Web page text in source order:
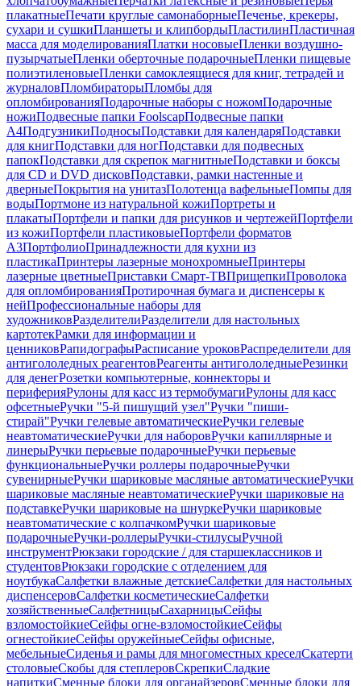
плакатныеПечати круглые самонаборныеПеченье, крекеры,
сухари и сушкиПланшеты и клипбордыПластилинПластичная
масса для моделированияПлатки носовыеПленки воздушно-
пузырчатыеПленки оберточные подарочныеПленки пищевые
полиэтиленовыеПленки самоклеящиеся для книг, тетрадей и
журналовПломбираторыПломбы для
опломбированияПодарочные наборы с ножомПодарочные
ножиПодвесные папки FoolscapПодвесные папки
А4ПодгузникиПодносыПодставки для календаряПодставки
для книгПодставки для ногПодставки для подвесных
папокПодставки для скрепок магнитныеПодставки и боксы
для CD и DVD дисковПодставки, рамки настенные и
дверныеПокрытия на унитазПолотенца вафельныеПомпы для
водыПортмоне из натуральной кожиПортреты и
плакатыПортфели и папки для рисунков и чертежейПортфели
из кожиПортфели пластиковыеПортфели форматов
А3ПортфолиоПринадлежности для кухни из
пластикаПринтеры лазерные монохромныеПринтеры
лазерные цветныеПриставки Смарт-ТВПрищепкиПроволока
для опломбированияПротирочная бумага и диспенсеры к
нейПрофессиональные наборы для
художниковРазделителиРазделители для настольных
картотекРамки для информации и
ценниковРапидографыРасписание уроковРаспределители для
антигололедных реагентовРеагенты антигололедныеРезинки
для денегРозетки компьютерные, коннекторы и
периферияРулоны для касс из термобумагиРулоны для касс
офсетныеРучки "5-й пишущий узел"Ручки "пиши-
стирай"Ручки гелевые автоматическиеРучки гелевые
неавтоматическиеРучки для наборовРучки капиллярные и
линерыРучки перьевые подарочныеРучки перьевые
функциональныеРучки роллеры подарочныеРучки
сувенирныеРучки шариковые масляные автоматическиеРучки
шариковые масляные неавтоматическиеРучки шариковые на
подставкеРучки шариковые на шнуркеРучки шариковые
неавтоматические с колпачкомРучки шариковые
подарочныеРучки-роллерыРучки-стилусыРучной
инструментРюкзаки городские / для старшеклассников и
студентовРюкзаки городские с отделением для
ноутбукаСалфетки влажные детскиеСалфетки для настольных
диспенсеровСалфетки косметическиеСалфетки
хозяйственныеСалфетницыСахарницыСейфы
взломостойкиеСейфы огне-взломостойкиеСейфы
огнестойкиеСейфы оружейныеСейфы офисные,
мебельныеСиденья и рамы для многоместных креселСкатерти
столовыеСкобы для степлеровСкрепкиСладкие
напиткиСменные блоки для органайзеровСменные блоки для